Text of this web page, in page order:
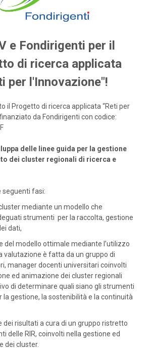
e Fondirigenti per il
di ricerca applicata
per l'Innovazione"!
il Progetto di ricerca applicata “Reti per
finanziato da Fondirigenti con codice:
delle linee guida per la gestione
dei cluster regionali di ricerca e
seguenti fasi:
mediante un modello che
strumenti per la raccolta, gestione
dati,
del modello ottimale mediante l’utilizzo
valutazione è fatta da un gruppo di
manager docenti universitari coinvolti
ed animazione dei cluster regionali
di determinare quali siano gli strumenti
la gestione, la sostenibilità e la continuità
dei risultati a cura di un gruppo ristretto
delle RIR, coinvolti nella gestione ed
dei cluster.